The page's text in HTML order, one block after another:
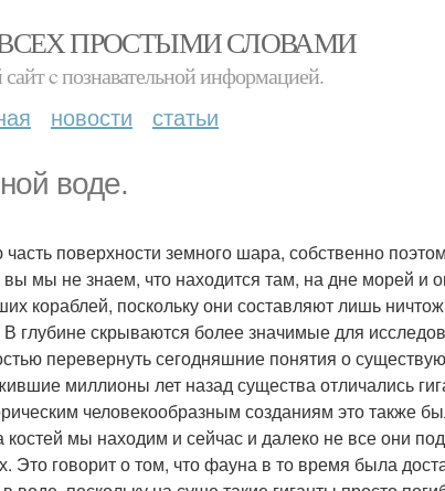
ПРОСТЫМИ СЛОВАМИ
c познавательной информацией.
новости статьи
воде.
поверхности земного шара, собственно
мы не знаем, что находится там, на дне морей и
кораблей, поскольку они составляют лишь
глубине скрываются более значимые для
перевернуть сегодняшние понятия о
миллионы лет назад существа отличались
человекообразным созданиям это также
костей мы находим и сейчас и далеко не все они
Это говорит о том, что фауна в то время была